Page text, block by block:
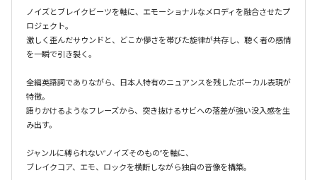
ノイズとブレイクビーツを軸に、エモーショナルなメロディを融合させたプ
ロジェクト。
激しく歪んだサウンドと、どこか儚さを帯びた旋律が共存し、聴く者の感情
を一瞬で引き裂く。
全編英語詞でありながら、日本人特有のニュアンスを残したボーカル表現が
特徴。
語りかけるようなフレーズから、突き抜けるサビへの落差が強い没入感を生
み出す。
ジャンルに縛られない“ノイズそのもの”を軸に、
ブレイクコア、エモ、ロックを横断しながら独自の音像を構築。